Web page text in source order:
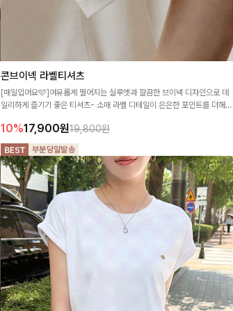
콘브이넥 라벨티셔츠
[매일입어요🩵]여유롭게 떨어지는 실루엣과 깔끔한 브이넥 디자인으로 데
일리하게 즐기기 좋은 티셔츠- 소매 라벨 디테일이 은은한 포인트를 더해
10%17,900원19,800원